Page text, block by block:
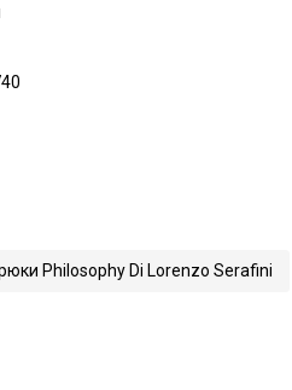
Philosophy Di Lorenzo Serafini